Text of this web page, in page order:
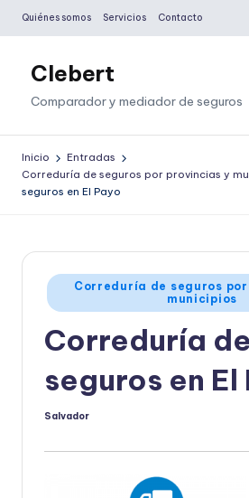
Saltar
contenido
Quiénes somos Servicios Contacto
Clebert
Comparador y mediador de seguros
Inicio
Entradas
Correduría de seguros por provincias y
seguros en El Payo
Publicado
en
Correduría de seguros
municipios
Correduría de
seguros en El
Publicado
Salvador